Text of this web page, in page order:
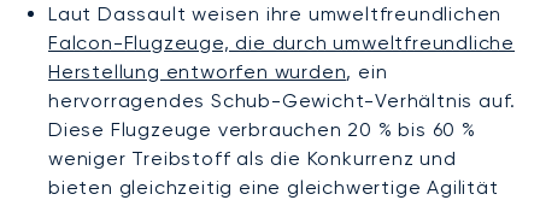
Laut Dassault weisen ihre umweltfreundlichen
Falcon-Flugzeuge, die durch umweltfreundliche
Herstellung entworfen wurden, ein
hervorragendes Schub-Gewicht-Verhältnis auf.
Diese Flugzeuge verbrauchen 20 % bis 60 %
weniger Treibstoff als die Konkurrenz und
bieten gleichzeitig eine gleichwertige Agilität